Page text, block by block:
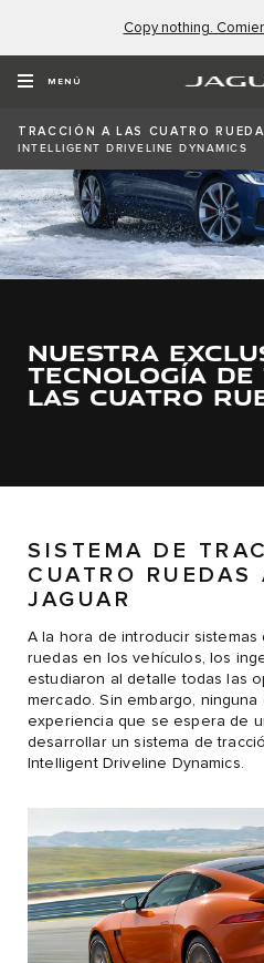
Copy nothing.
MENÚ
TRACCIÓN A LAS CUATRO
INTELLIGENT DRIVELINE DYNAMICS
NUESTRA
TECNOLOGÍA
LAS CUATRO
SISTEMA DE
CUATRO RUEDAS
JAGUAR
A la hora de introducir sistemas
ruedas en los vehículos, los
estudiaron al detalle todas las
mercado. Sin embargo,
experiencia que se espera de
desarrollar un sistema de
Intelligent Driveline Dynamics.